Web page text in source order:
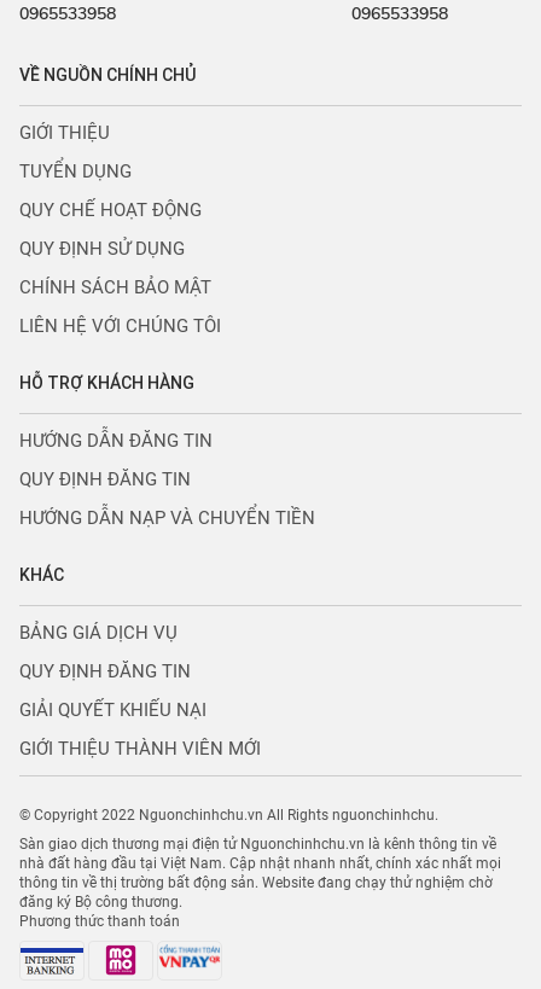
0965533958 0965533958
VỀ NGUỒN CHÍNH CHỦ
GIỚI THIỆU
TUYỂN DỤNG
QUY CHẾ HOẠT ĐỘNG
QUY ĐỊNH SỬ DỤNG
CHÍNH SÁCH BẢO MẬT
LIÊN HỆ VỚI CHÚNG TÔI
HỖ TRỢ KHÁCH HÀNG
HƯỚNG DẪN ĐĂNG TIN
QUY ĐỊNH ĐĂNG TIN
HƯỚNG DẪN NẠP VÀ CHUYỂN TIỀN
KHÁC
BẢNG GIÁ DỊCH VỤ
QUY ĐỊNH ĐĂNG TIN
GIẢI QUYẾT KHIẾU NẠI
GIỚI THIỆU THÀNH VIÊN MỚI
© Copyright 2022 Nguonchinhchu.vn All Rights nguonchinhchu.
Sàn giao dịch thương mại điện tử Nguonchinhchu.vn là kênh thông tin về
nhà đất hàng đầu tại Việt Nam. Cập nhật nhanh nhất, chính xác nhất mọi
thông tin về thị trường bất động sản. Website đang chạy thử nghiệm chờ
đăng ký Bộ công thương.
Phương thức thanh toán